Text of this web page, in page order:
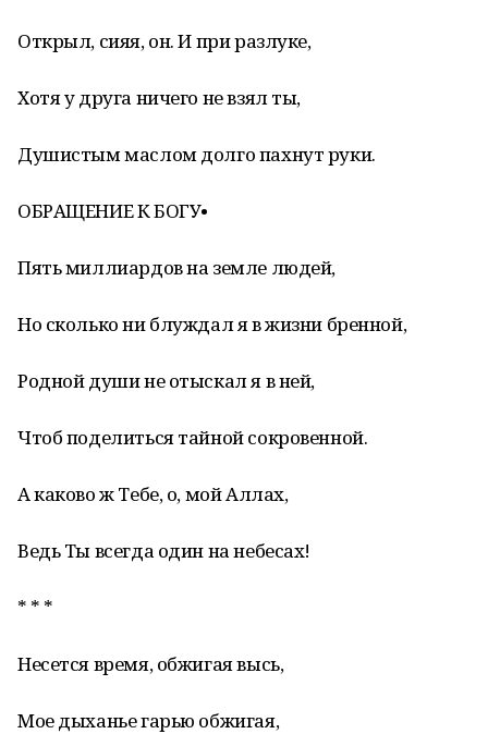
Открыл, сияя, он. И при разлуке,
Хотя у друга ничего не взял ты,
Душистым маслом долго пахнут руки.
ОБРАЩЕНИЕ К БОГУ•
Пять миллиардов на земле людей,
Но сколько ни блуждал я в жизни бренной,
Родной души не отыскал я в ней,
Чтоб поделиться тайной сокровенной.
А каково ж Тебе, о, мой Аллах,
Ведь Ты всегда один на небесах!
* * *
Несется время, обжигая высь,
Мое дыханье гарью обжигая,